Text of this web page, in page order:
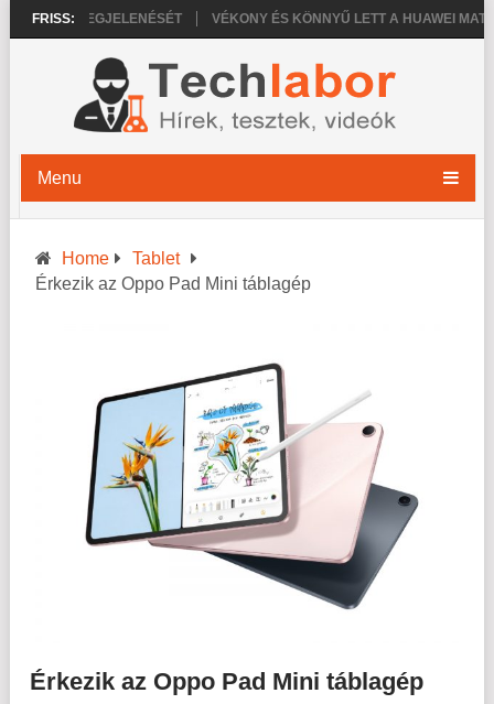
FRISS:
PRO MEGJELENÉSÉT VÉKONY ÉS KÖNNYŰ LETT A HUAWEI
Menu
Home
Tablet
Érkezik az Oppo Pad Mini táblagép
Érkezik az Oppo Pad Mini táblagép